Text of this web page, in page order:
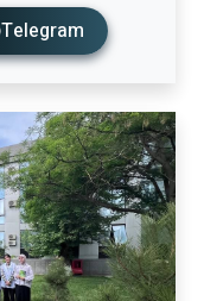
Telegram